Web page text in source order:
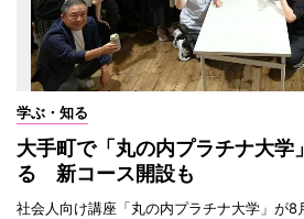
学ぶ・知る
大手町で「丸の内プラチナ大学
る 新コース開設も
社会人向け講座「丸の内プラチナ大学」が